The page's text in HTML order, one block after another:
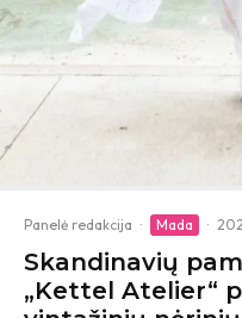
Panelė redakcija · Mada ·
Skandinavių
„Kettel Atelier“